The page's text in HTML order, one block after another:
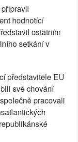
hodnotící
ostatním
setkání v
představitele EU
své chování
pracovali